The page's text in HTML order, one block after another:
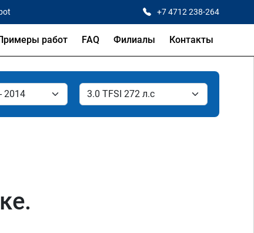
+7 4712 238-264
работ FAQ Филиалы Контакты